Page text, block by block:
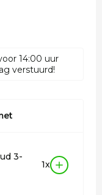
14:00 uur
verstuurd!
3-
1x